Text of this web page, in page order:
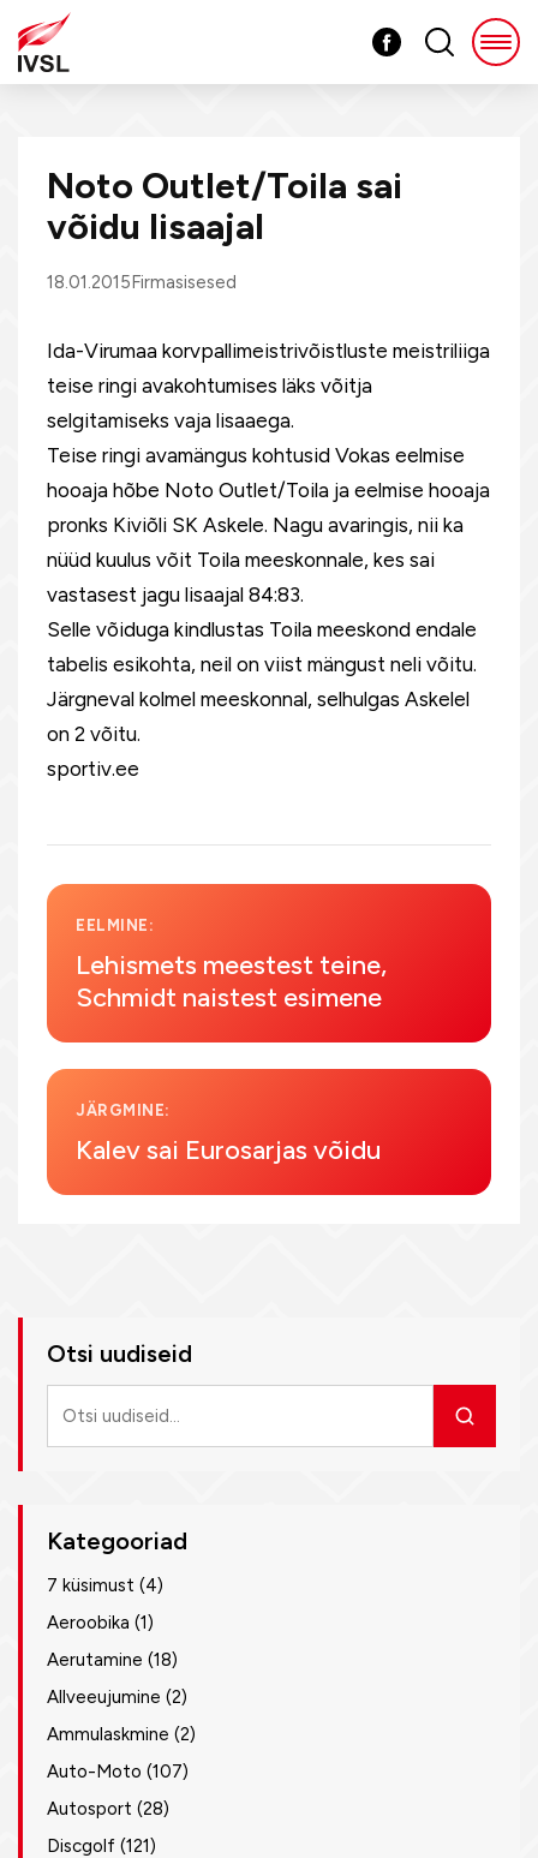
Noto Outlet/Toila sai
võidu lisaajal
18.01.2015Firmasisesed
Ida-Virumaa korvpallimeistrivõistluste meistriliiga
teise ringi avakohtumises läks võitja
selgitamiseks vaja lisaaega.
Teise ringi avamängus kohtusid Vokas eelmise
hooaja hõbe Noto Outlet/Toila ja eelmise hooaja
pronks Kiviõli SK Askele. Nagu avaringis, nii ka
nüüd kuulus võit Toila meeskonnale, kes sai
vastasest jagu lisaajal 84:83.
Selle võiduga kindlustas Toila meeskond endale
tabelis esikohta, neil on viist mängust neli võitu.
Järgneval kolmel meeskonnal, selhulgas Askelel
on 2 võitu.
sportiv.ee
EELMINE:
Lehismets meestest teine,
Schmidt naistest esimene
JÄRGMINE:
Kalev sai Eurosarjas võidu
Otsi uudiseid
uudiseid
Kategooriad
7 küsimust (4)
Aeroobika (1)
Aerutamine (18)
Allveeujumine (2)
Ammulaskmine (2)
Auto-Moto (107)
Autosport (28)
Discgolf (121)